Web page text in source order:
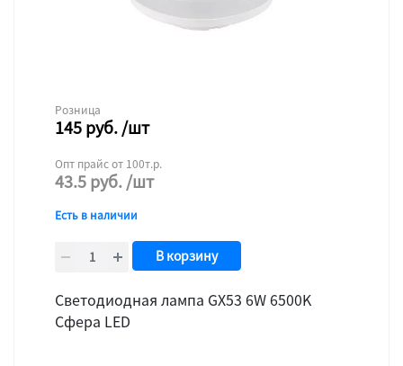
Розница
145руб./шт
Опт прайс от 100т.р.
43.5руб./шт
Есть в наличии
В корзину
Светодиодная лампа GX53 6W 6500K
Сфера LED